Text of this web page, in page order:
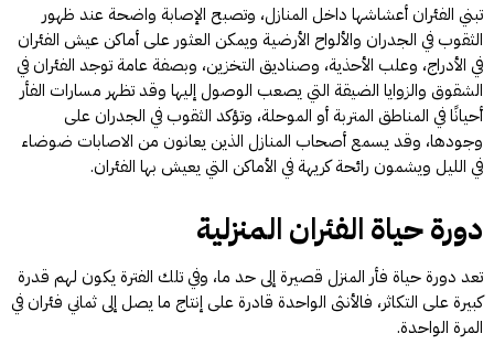
تبني الفئران أعشاشها داخل المنازل، وتصبح الإصابة واضحة عند ظهور
الثقوب في الجدران والألواح الأرضية ويمكن العثور على أماكن عيش الفئران
في الأدراج، وعلب الأحذية، وصناديق التخزين، وبصفة عامة توجد الفئران في
الشقوق والزوايا الضيقة التي يصعب الوصول إليها وقد تظهر مسارات الفأر
أحيانًا في المناطق المتربة أو الموحلة، وتؤكد الثقوب في الجدران على
وجودها، وقد يسمع أصحاب المنازل الذين يعانون من الاصابات ضوضاء
في الليل ويشمون رائحة كريهة في الأماكن التي يعيش بها الفئران.
دورة حياة الفئران المنزلية
تعد دورة حياة فأر المنزل قصيرة إلى حد ما، وفي تلك الفترة يكون لهم قدرة
كبيرة على التكاثر، فالأنثى الواحدة قادرة على إنتاج ما يصل إلى ثماني فئران في
المرة الواحدة.